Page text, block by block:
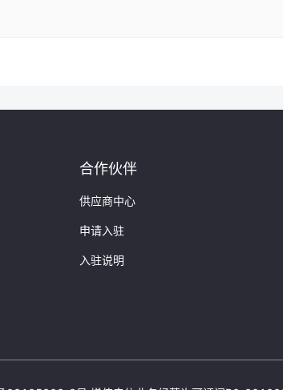
人用的的站长查询工具。 站长工具地
"
合作伙伴
供应商中心
申请入驻
入驻说明